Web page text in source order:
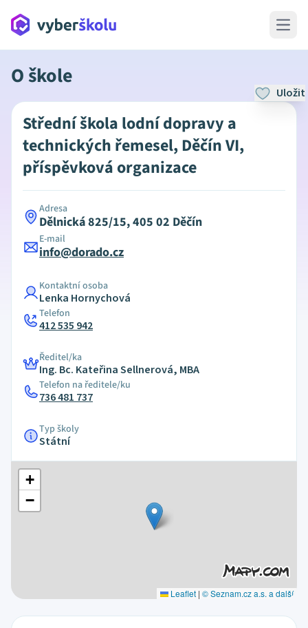
Open
O škole
Uložit
Střední škola lodní dopravy a
technických řemesel, Děčín VI,
příspěvková organizace
Adresa
Dělnická 825/15, 405 02 Děčín
E-mail
info@dorado.cz
Kontaktní osoba
Lenka Hornychová
Telefon
412 535 942
Ředitel/ka
Ing. Bc. Kateřina Sellnerová, MBA
Telefon na ředitele/ku
736 481 737
Typ školy
Státní
+
−
Leaflet | © Seznam.cz a.s. a další